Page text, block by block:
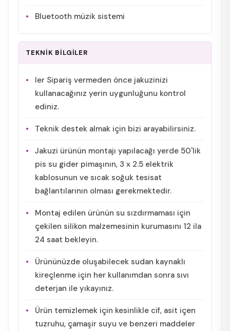
Bluetooth müzik sistemi
TEKNİK BİLGİLER
ler Sipariş vermeden önce jakuzinizi
kullanacağınız yerin uygunluğunu kontrol
ediniz.
Teknik destek almak için bizi arayabilirsiniz.
Jakuzi ürünün montajı yapılacağı yerde 50'lik
pis su gider pimaşının, 3 x 2.5 elektrik
kablosunun ve sıcak soğuk tesisat
bağlantılarının olması gerekmektedir.
Montaj edilen ürünün su sızdırmaması için
çekilen silikon malzemesinin kurumasını 12 ila
24 saat bekleyin.
Ürününüzde oluşabilecek sudan kaynaklı
kireçlenme için her kullanımdan sonra sıvı
deterjan ile yıkayınız.
Ürün temizlemek için kesinlikle cif, asit içen
tuzruhu, çamaşir suyu ve benzeri maddeler